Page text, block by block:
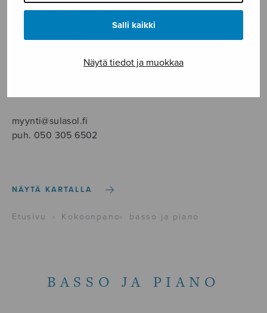
Salli kaikki
Näytä tiedot ja muokkaa
Sulasol nuottikauppa
Myymälä avoinna
myynti@sulasol.fi
puh. 050 305 6502
NÄYTÄ KARTALLA
Etusivu › Kokoonpano› basso ja piano
BASSO JA PIANO